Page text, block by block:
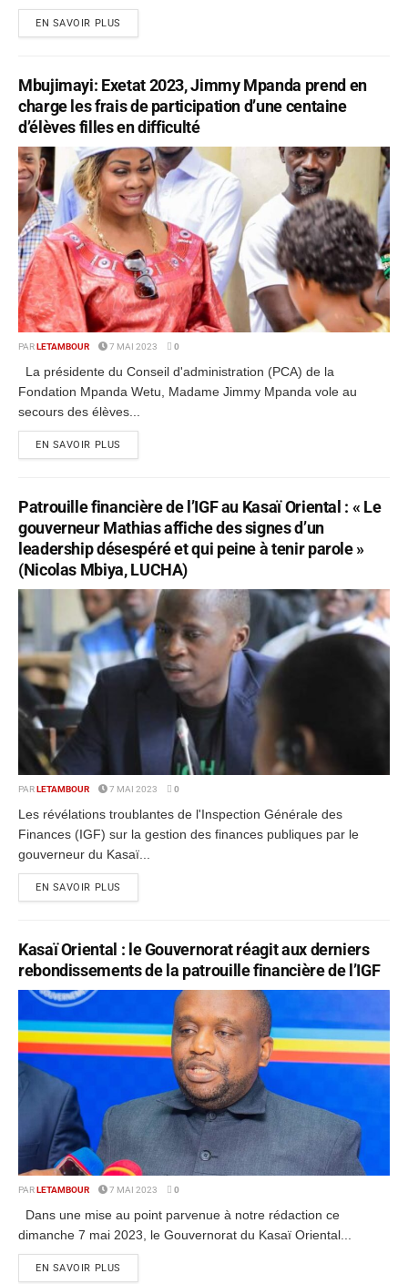
EN SAVOIR PLUS
Mbujimayi: Exetat 2023, Jimmy Mpanda prend en
charge les frais de participation d’une centaine
d’élèves filles en difficulté
PAR LETAMBOUR 7 MAI 2023 0
La présidente du Conseil d'administration (PCA) de la
Fondation Mpanda Wetu, Madame Jimmy Mpanda vole au
secours des élèves...
EN SAVOIR PLUS
Patrouille financière de l’IGF au Kasaï Oriental : « Le
gouverneur Mathias affiche des signes d’un
leadership désespéré et qui peine à tenir parole »
(Nicolas Mbiya, LUCHA)
PAR LETAMBOUR 7 MAI 2023 0
Les révélations troublantes de l'Inspection Générale des
Finances (IGF) sur la gestion des finances publiques par le
gouverneur du Kasaï...
EN SAVOIR PLUS
Kasaï Oriental : le Gouvernorat réagit aux derniers
rebondissements de la patrouille financière de l’IGF
PAR LETAMBOUR 7 MAI 2023 0
Dans une mise au point parvenue à notre rédaction ce
dimanche 7 mai 2023, le Gouvernorat du Kasaï Oriental...
EN SAVOIR PLUS